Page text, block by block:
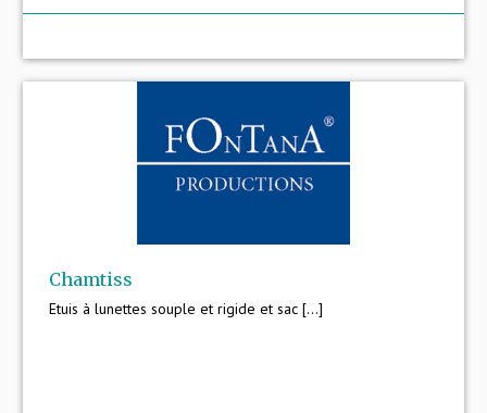
Chamtiss
Etuis à lunettes souple et rigide et sac [...]